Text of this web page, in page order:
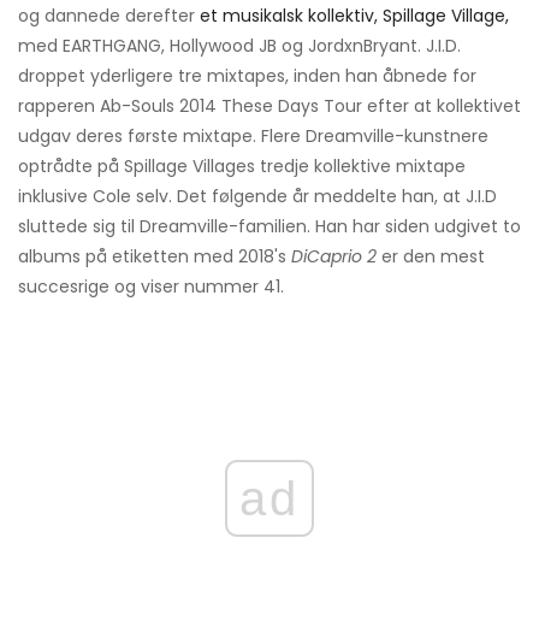
og dannede derefter et musikalsk kollektiv, Spillage Village,
med EARTHGANG, Hollywood JB og JordxnBryant. J.I.D.
droppet yderligere tre mixtapes, inden han åbnede for
rapperen Ab-Souls 2014 These Days Tour efter at kollektivet
udgav deres første mixtape. Flere Dreamville-kunstnere
optrådte på Spillage Villages tredje kollektive mixtape
inklusive Cole selv. Det følgende år meddelte han, at J.I.D
sluttede sig til Dreamville-familien. Han har siden udgivet to
albums på etiketten med 2018's DiCaprio 2 er den mest
succesrige og viser nummer 41.
ad